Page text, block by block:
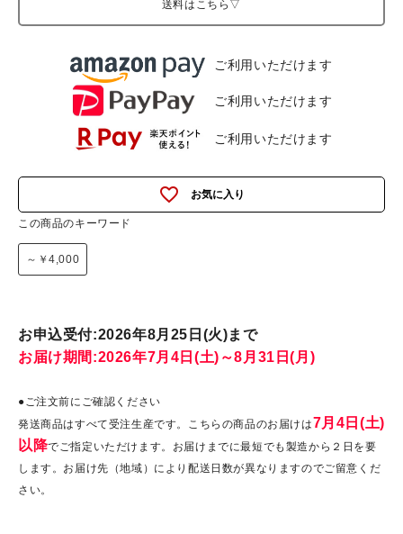
送料はこちら▽
ご利用いただけます
ご利用いただけます
ご利用いただけます
favorite_outline
この商品のキーワード
～￥4,000
お申込受付:2026年8月25日(火)まで
お届け期間:2026年7月4日(土)～8月31日(月)
●ご注文前にご確認ください
発送商品はすべて受注生産です。こちらの商品のお届けは7月4日(土)
以降でご指定いただけます。お届けまでに最短でも製造から２日を要
します。お届け先（地域）により配送日数が異なりますのでご留意くだ
さい。